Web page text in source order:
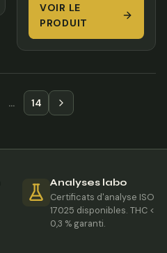
7,00 €
27,00
VOIR LE
PRODUIT
… 14
Analyses labo
Certificats d'analyse ISO
17025 disponibles. THC <
0,3 % garanti.